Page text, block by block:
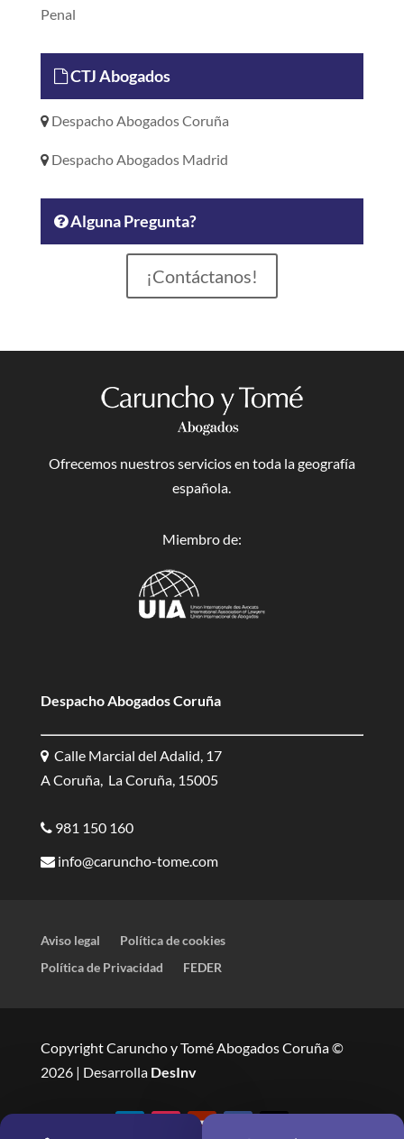
Penal
CTJ Abogados
Despacho Abogados Coruña
Despacho Abogados Madrid
Alguna Pregunta?
¡Contáctanos!
Ofrecemos nuestros servicios en toda la geografía
española.
Miembro de:
Despacho Abogados Coruña
Calle Marcial del Adalid, 17
A Coruña, La Coruña, 15005
981 150 160
info@caruncho-tome.com
Aviso legal
Política de cookies
Política de Privacidad
FEDER
Copyright Caruncho y Tomé Abogados Coruña ©
2026 | DesarrollaDesInv